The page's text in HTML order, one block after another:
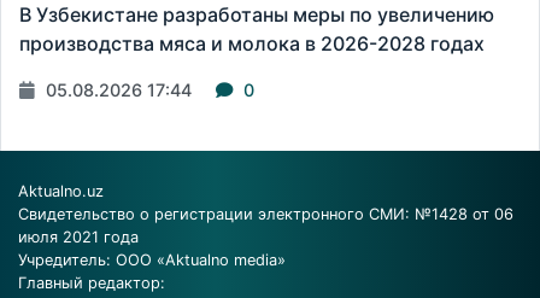
В Узбекистане разработаны меры по увеличению
производства мяса и молока в 2026-2028 годах
05.08.2026 17:44 0
Aktualno.uz
Свидетельство о регистрации электронного СМИ: №1428 от 06
июля 2021 года
Учредитель: ООО «Aktualno media»
Главный редактор: